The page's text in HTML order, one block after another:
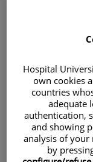
contenido
idiomaHospital
own cookies
countries
adequate
authentication,
and showing
analysis of your
by